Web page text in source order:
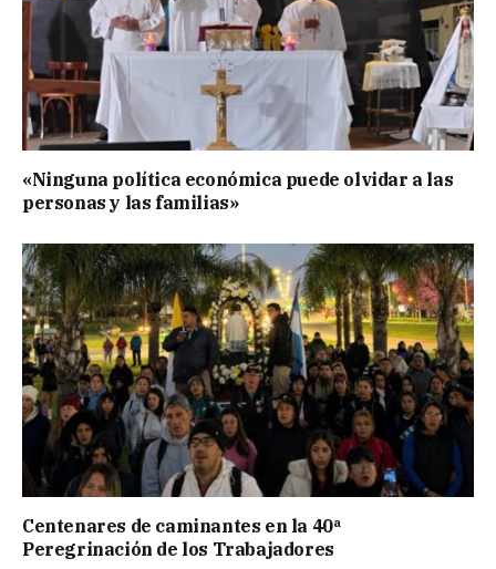
«Ninguna política económica puede olvidar a las
personas y las familias»
Centenares de caminantes en la 40ª
Peregrinación de los Trabajadores